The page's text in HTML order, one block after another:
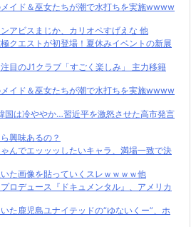
メイド＆巫女たちが潮で水打ちを実施wwww
ンアビスまじか、カリオペすげえな 他
極クエストが初登場！夏休みイベントの新展
目のJ1クラブ「すごく楽しみ」 主力移籍
メイド＆巫女たちが潮で水打ちを実施wwww
国は冷ややか…習近平を激怒させた高市発言
興味あるの？
ゃんでエッッッしたいキャラ、満場一致で決
いた画像を貼っていくスレｗｗｗｗ他
ロデュース『ドキュメンタル』、アメリカ
た鹿児島ユナイテッドの“ゆないくー”、ホ